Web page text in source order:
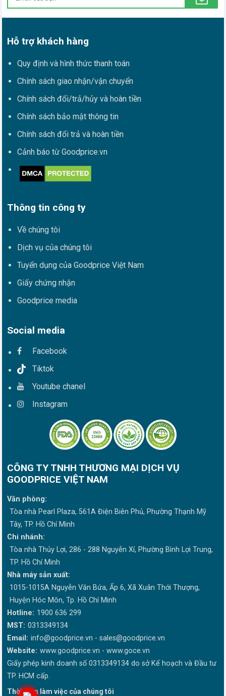
Hỗ trợ khách hàng
Quy định và hình thức thanh toán
Chính sách giao nhận/vận chuyển
Chính sách đổi/trả/hủy và hoàn tiền
Chính sách bảo mật thông tin
Chính sách đổi trả và hoàn tiền
Cảnh báo từ Goodprice.vn
Thông tin công ty
Về chúng tôi
Dịch vụ của chúng tôi
Tuyển dụng của Goodprice Việt Nam
Giấy chứng nhận
Goodprice media
Social media
Facebook
Tiktok
Youtube chanel
Instagram
CÔNG TY TNHH THƯƠNG MẠI DỊCH VỤ
GOODPRICE VIỆT NAM
Văn phòng:
Tòa nhà Pearl Plaza, 561A Điện Biên Phủ, Phường Thạnh Mỹ
Tây, TP. Hồ Chí Minh
Chi nhánh:
Tòa nhà Thủy Lợi, 286 - 288 Nguyễn Xí, Phường Bình Lợi Trung,
TP. Hồ Chí Minh
Nhà máy sản xuất:
1015-1015A Nguyễn Văn Bứa, Ấp 6, Xã Xuân Thới Thượng,
Huyện Hóc Môn, Tp. Hồ Chí Minh
Hotline: 1900 636 299
MST: 0313349134
Email: info@goodprice.vn - sales@goodprice.vn
Website: www.goodprice.vn - www.goce.vn
Giấy phép kinh doanh số 0313349134 do sở Kế hoạch và Đầu tư
TP. HCM cấp.
Thời gian làm việc của chúng tôi